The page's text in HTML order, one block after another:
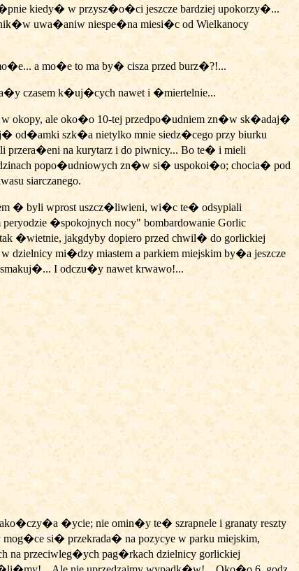
kiedy� w przysz�o�ci jeszcze bardziej upokorzy�...
uwa�aniw niespe�na miesi�c od Wielkanocy
a mo�e to ma by� cisza przed burz�?!...
czasem k�uj�cych nawet i �miertelnie...
okopy, ale oko�o 10-tej przedpo�udniem zn�w sk�adaj�
od�amki szk�a nietylko mnie siedz�cego przy biurku
na kurytarz i do piwnicy... Bo te� i mieli
popo�udniowych zn�w si� uspokoi�o; chocia� pod
siarczanego.
� byli wprost uszcz�liwieni, wi�c te� odsypiali
�spokojnych nocy" bombardowanie Gorlic
�wietnie, jakgdyby dopiero przed chwil� do gorlickiej
dzielnicy mi�dzy miastem a parkiem miejskim by�a jeszcze
I odczu�y nawet krwawo!...
�ycie; nie omin�y te� szrapnele i granaty reszty
si� przekrada� na pozycye w parku miejskim,
na przeciwleg�ych pag�rkach dzielnicy gorlickiej